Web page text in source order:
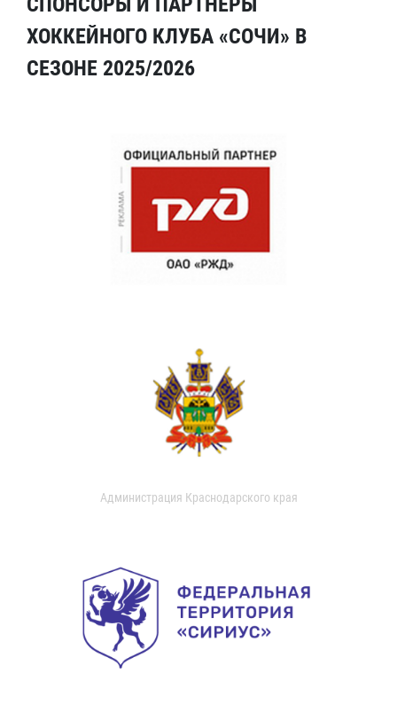
ХОККЕЙНОГО КЛУБА «СОЧИ» В
СЕЗОНЕ 2025/2026
Администрация Краснодарского края